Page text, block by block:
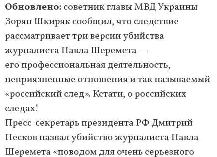
Обновлено: советник главы МВД Украины
Зорян Шкиряк сообщил, что следствие
рассматривает три версии убийства
журналиста Павла Шеремета —
его профессиональная деятельность,
неприязненные отношения и так называемый
«российский след». Кстати, о российских
следах!
Пресс-секретарь президента РФ Дмитрий
Песков назвал убийство журналиста Павла
Шеремета «поводом для очень серьезного